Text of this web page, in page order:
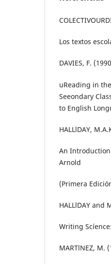
Los textos
DAVIES, F.
uReading in
Seeondary
to English
HALLlDAY,
An
Arnold
(Primera
HALLlDAY and
Writing
MARTlNEZ, M.